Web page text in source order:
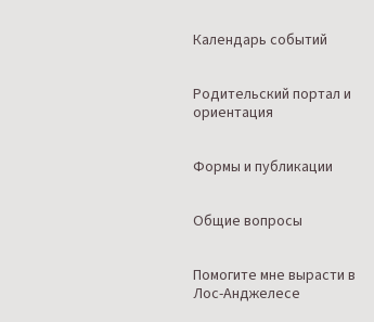
Календарь событий
Родительский портал и
ориентация
Формы и публикации
Общие вопросы
Помогите мне вырасти в
Лос-Анджелесе